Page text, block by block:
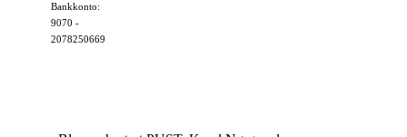
Bankkonto:
9070 -
2078250669